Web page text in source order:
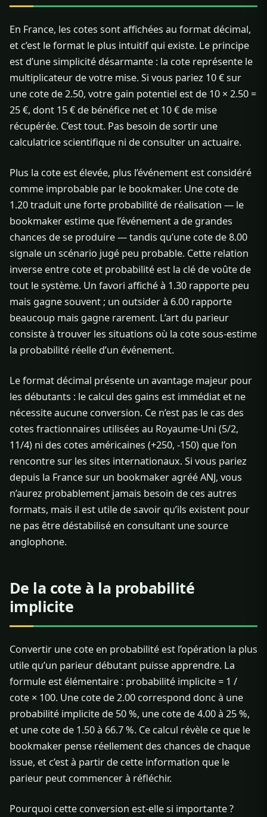
En France, les cotes sont affichées au format décimal,
et c’est le format le plus intuitif qui existe. Le principe
est d’une simplicité désarmante : la cote représente le
multiplicateur de votre mise. Si vous pariez 10 € sur
une cote de 2.50, votre gain potentiel est de 10 × 2.50 =
25 €, dont 15 € de bénéfice net et 10 € de mise
récupérée. C’est tout. Pas besoin de sortir une
calculatrice scientifique ni de consulter un actuaire.
Plus la cote est élevée, plus l’événement est considéré
comme improbable par le bookmaker. Une cote de
1.20 traduit une forte probabilité de réalisation — le
bookmaker estime que l’événement a de grandes
chances de se produire — tandis qu’une cote de 8.00
signale un scénario jugé peu probable. Cette relation
inverse entre cote et probabilité est la clé de voûte de
tout le système. Un favori affiché à 1.30 rapporte peu
mais gagne souvent ; un outsider à 6.00 rapporte
beaucoup mais gagne rarement. L’art du parieur
consiste à trouver les situations où la cote sous-estime
la probabilité réelle d’un événement.
Le format décimal présente un avantage majeur pour
les débutants : le calcul des gains est immédiat et ne
nécessite aucune conversion. Ce n’est pas le cas des
cotes fractionnaires utilisées au Royaume-Uni (5/2,
11/4) ni des cotes américaines (+250, -150) que l’on
rencontre sur les sites internationaux. Si vous pariez
depuis la France sur un bookmaker agréé ANJ, vous
n’aurez probablement jamais besoin de ces autres
formats, mais il est utile de savoir qu’ils existent pour
ne pas être déstabilisé en consultant une source
anglophone.
De la cote à la probabilité
implicite
Convertir une cote en probabilité est l’opération la plus
utile qu’un parieur débutant puisse apprendre. La
formule est élémentaire : probabilité implicite = 1 /
cote × 100. Une cote de 2.00 correspond donc à une
probabilité implicite de 50 %, une cote de 4.00 à 25 %,
et une cote de 1.50 à 66.7 %. Ce calcul révèle ce que le
bookmaker pense réellement des chances de chaque
issue, et c’est à partir de cette information que le
parieur peut commencer à réfléchir.
Pourquoi cette conversion est-elle si importante ?